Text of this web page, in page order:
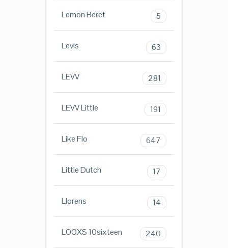
Lemon Beret 5
Levis 63
LEVV 281
LEVV Little 191
Like Flo 647
Little Dutch 17
Llorens 14
LOOXS 10sixteen 240